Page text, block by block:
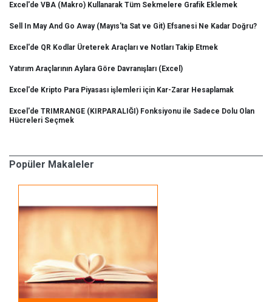
Excel'de VBA (Makro) Kullanarak Tüm Sekmelere Grafik Eklemek
Sell In May And Go Away (Mayıs'ta Sat ve Git) Efsanesi Ne Kadar Doğru?
Excel'de QR Kodlar Üreterek Araçları ve Notları Takip Etmek
Yatırım Araçlarının Aylara Göre Davranışları (Excel)
Excel'de Kripto Para Piyasası işlemleri için Kar-Zarar Hesaplamak
Excel'de TRIMRANGE (KIRPARALIĞI) Fonksiyonu ile Sadece Dolu Olan
Hücreleri Seçmek
Popüler Makaleler